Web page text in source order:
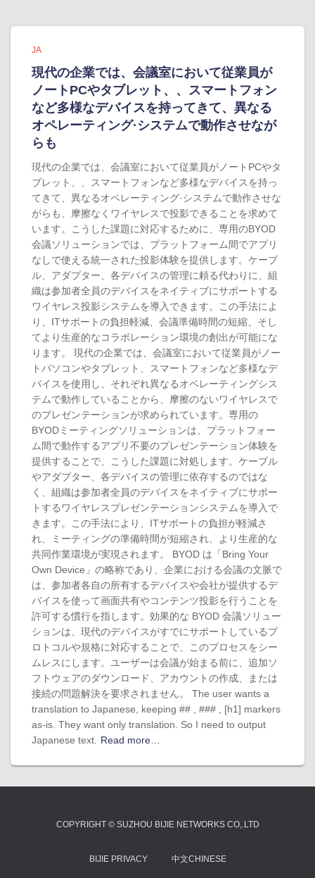
JA
現代の企業では、会議室において従業員が
ノートPCやタブレット、、スマートフォン
など多様なデバイスを持ってきて、異なる
オペレーティング·システムで動作させなが
らも
現代の企業では、会議室において従業員がノートPCやタ
ブレット、、スマートフォンなど多様なデバイスを持っ
てきて、異なるオペレーティング·システムで動作させな
がらも、摩擦なくワイヤレスで投影できることを求めて
います。こうした課題に対応するために、専用のBYOD
会議ソリューションでは、プラットフォーム間でアプリ
なしで使える統一された投影体験を提供します。ケーブ
ル、アダプター、各デバイスの管理に頼る代わりに、組
織は参加者全員のデバイスをネイティブにサポートする
ワイヤレス投影システムを導入できます。この手法によ
り、ITサポートの負担軽減、会議準備時間の短縮、そし
てより生産的なコラボレーション環境の創出が可能にな
ります。 現代の企業では、会議室において従業員がノー
トパソコンやタブレット、スマートフォンなど多様なデ
バイスを使用し、それぞれ異なるオペレーティングシス
テムで動作していることから、摩擦のないワイヤレスで
のプレゼンテーションが求められています。専用の
BYODミーティングソリューションは、プラットフォー
ム間で動作するアプリ不要のプレゼンテーション体験を
提供することで、こうした課題に対処します。ケーブル
やアダプター、各デバイスの管理に依存するのではな
く、組織は参加者全員のデバイスをネイティブにサポー
トするワイヤレスプレゼンテーションシステムを導入で
きます。この手法により、ITサポートの負担が軽減さ
れ、ミーティングの準備時間が短縮され、より生産的な
共同作業環境が実現されます。 BYOD は「Bring Your
Own Device」の略称であり、企業における会議の文脈で
は、参加者各自の所有するデバイスや会社が提供するデ
バイスを使って画面共有やコンテンツ投影を行うことを
許可する慣行を指します。効果的な BYOD 会議ソリュー
ションは、現代のデバイスがすでにサポートしているプ
ロトコルや規格に対応することで、このプロセスをシー
ムレスにします。ユーザーは会議が始まる前に、追加ソ
フトウェアのダウンロード、アカウントの作成、または
接続の問題解決を要求されません。 The user wants a
translation to Japanese, keeping ## , ### , [h1] markers
as-is. They want only translation. So I need to output
Japanese text.
Read more…
COPYRIGHT © SUZHOU BIJIE NETWORKS CO,.LTD
BIJIE PRIVACY 中文CHINESE